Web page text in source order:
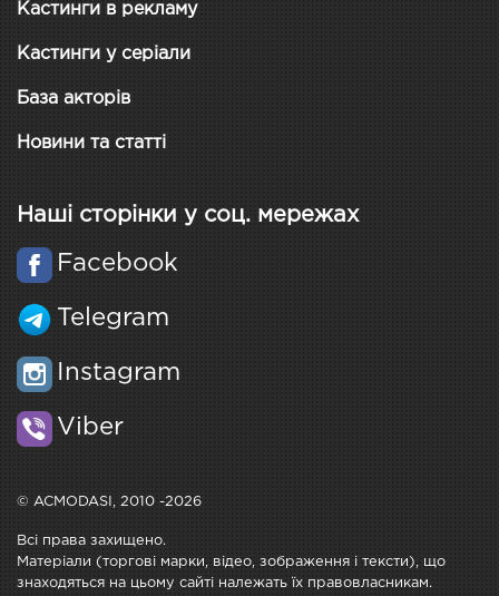
Кастинги в рекламу
Кастинги у серіали
База акторів
Новини та статті
Наші сторінки у соц. мережах
Facebook
Telegram
Instagram
Viber
© ACMODASI, 2010 -2026
Всі права захищено.
Матеріали (торгові марки, відео, зображення і тексти), що
знаходяться на цьому сайті належать їх правовласникам.